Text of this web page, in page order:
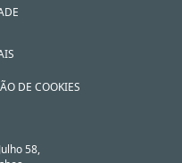
DE COOKIES
58,